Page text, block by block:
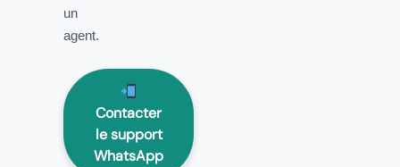
un
agent.
Contacter
le support
WhatsApp